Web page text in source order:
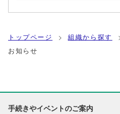
トップページ 組織から探す
お知らせ
手続きやイベントのご案内